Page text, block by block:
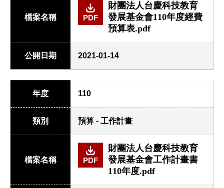
檔案名稱 PDF
財團法人台慶科技教育
發展基金會110年度經費
預算表.pdf
公開日期 2021-01-14
年度 110
類別 預算 - 工作計畫
檔案名稱 PDF
財團法人台慶科技教育
發展基金會工作計畫書
110年度.pdf